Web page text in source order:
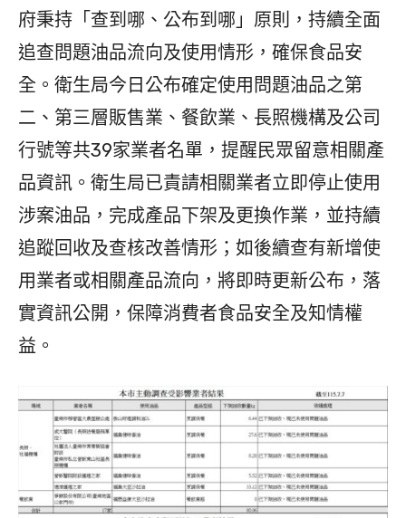
府秉持「查到哪、公布到哪」原則，持續全面
追查問題油品流向及使用情形，確保食品安
全。衛生局今日公布確定使用問題油品之第
二、第三層販售業、餐飲業、長照機構及公司
行號等共39家業者名單，提醒民眾留意相關產
品資訊。衛生局已責請相關業者立即停止使用
涉案油品，完成產品下架及更換作業，並持續
追蹤回收及查核改善情形；如後續查有新增使
用業者或相關產品流向，將即時更新公布，落
實資訊公開，保障消費者食品安全及知情權
益。